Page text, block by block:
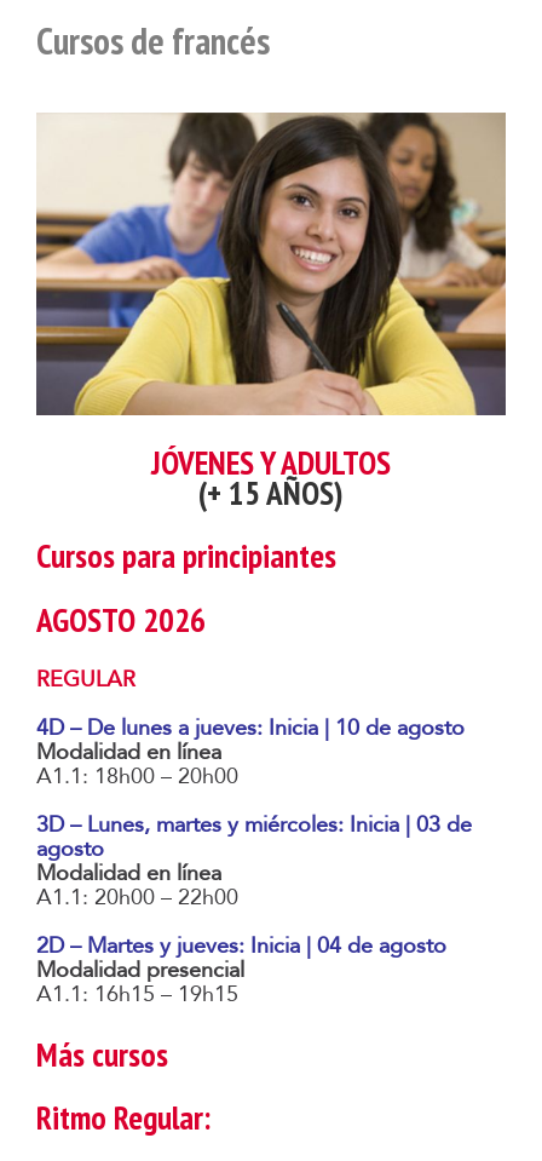
Cursos de francés
JÓVENES Y ADULTOS
(+ 15 AÑOS)
Cursos para principiantes
AGOSTO 2026
REGULAR
4D – De lunes a jueves: Inicia | 10 de agosto
Modalidad en línea
A1.1: 18h00 – 20h00
3D – Lunes, martes y miércoles: Inicia | 03 de
agosto
Modalidad en línea
A1.1: 20h00 – 22h00
2D – Martes y jueves: Inicia | 04 de agosto
Modalidad presencial
A1.1: 16h15 – 19h15
Más cursos
Ritmo Regular: